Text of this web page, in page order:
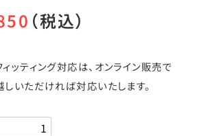
（税込）
ッティング対応は、オンライン販売で
いただければ対応いたします。